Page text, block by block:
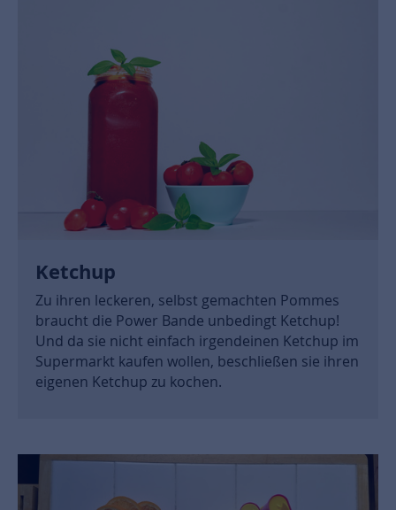
Ketchup
Zu ihren leckeren, selbst gemachten Pommes
braucht die Power Bande unbedingt Ketchup!
Und da sie nicht einfach irgendeinen Ketchup im
Supermarkt kaufen wollen, beschließen sie ihren
eigenen Ketchup zu kochen.